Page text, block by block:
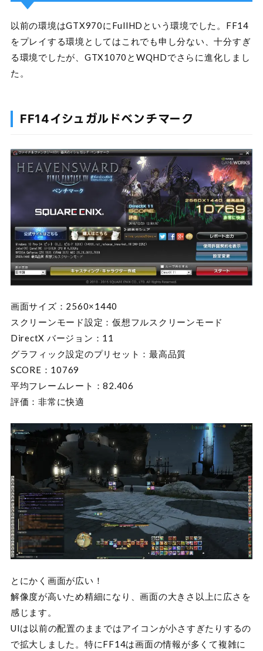
以前の環境はGTX970にFullHDという環境でした。FF14
をプレイする環境としてはこれでも申し分ない、十分すぎ
る環境でしたが、GTX1070とWQHDでさらに進化しまし
た。
FF14イシュガルドベンチマーク
画面サイズ：2560×1440
スクリーンモード設定：仮想フルスクリーンモード
DirectX バージョン：11
グラフィック設定のプリセット：最高品質
SCORE：10769
平均フレームレート：82.406
評価：非常に快適
とにかく画面が広い！
解像度が高いため精細になり、画面の大きさ以上に広さを
感じます。
UIは以前の配置のままではアイコンが小さすぎたりするの
で拡大しました。特にFF14は画面の情報が多くて複雑に